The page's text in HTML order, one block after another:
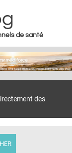
de santé
des